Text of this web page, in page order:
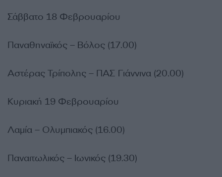
Σάββατο 18 Φεβρουαρίου
Παναθηναϊκός – Βόλος (17.00)
Αστέρας Τρίπολης – ΠΑΣ Γιάννινα (20.00)
Κυριακή 19 Φεβρουαρίου
Λαμία – Ολυμπιακός (16.00)
Παναιτωλικός – Ιωνικός (19.30)